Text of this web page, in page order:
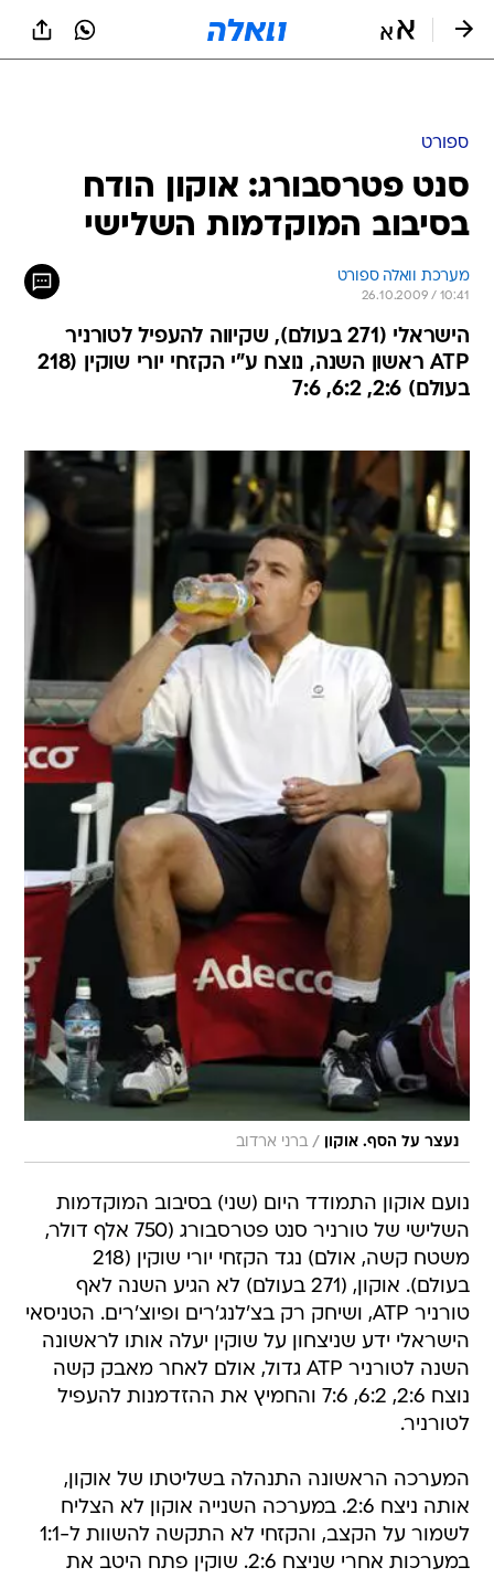
ספורט
סנט פטרסבורג: אוקון הודח
בסיבוב המוקדמות השלישי
מערכת וואלה ספורט
26.10.2009 / 10:41
הישראלי (271 בעולם), שקיווה להעפיל לטורניר
ATP ראשון השנה, נוצח ע"י הקזחי יורי שוקין (218
בעולם) 2:6, 6:2, 7:6
נעצר על הסף. אוקון / ברני ארדוב
נועם אוקון התמודד היום (שני) בסיבוב המוקדמות
השלישי של טורניר סנט פטרסבורג (750 אלף דולר,
משטח קשה, אולם) נגד הקזחי יורי שוקין (218
בעולם). אוקון, (271 בעולם) לא הגיע השנה לאף
טורניר ATP, ושיחק רק בצ'לנג'רים ופיוצ'רים. הטניסאי
הישראלי ידע שניצחון על שוקין יעלה אותו לראשונה
השנה לטורניר ATP גדול, אולם לאחר מאבק קשה
נוצח 2:6, 6:2, 7:6 והחמיץ את ההזדמנות להעפיל
לטורניר.
המערכה הראשונה התנהלה בשליטתו של אוקון,
אותה ניצח 2:6. במערכה השנייה אוקון לא הצליח
לשמור על הקצב, והקזחי לא התקשה להשוות ל-1:1
במערכות אחרי שניצח 2:6. שוקין פתח היטב את